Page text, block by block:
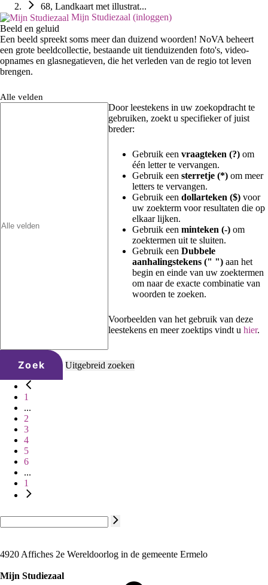
68, Landkaart met illustrat...
Mijn Studiezaal (inloggen)
Beeld en geluid
Een beeld spreekt soms meer dan duizend woorden! NoVA beheert
een grote beeldcollectie, bestaande uit tienduizenden foto's, video-
opnames en glasnegatieven, die het verleden van de regio tot leven
brengen.
Alle velden
Door leestekens in uw zoekopdracht te
gebruiken, zoekt u specifieker of juist
breder:
Gebruik een vraagteken (?) om
één letter te vervangen.
Gebruik een sterretje (*) om meer
letters te vervangen.
Gebruik een dollarteken ($) voor
uw zoekterm voor resultaten die op
elkaar lijken.
Gebruik een minteken (-) om
zoektermen uit te sluiten.
Gebruik een Dubbele
aanhalingstekens (" ") aan het
begin en einde van uw zoektermen
om naar de exacte combinatie van
woorden te zoeken.
Voorbeelden van het gebruik van deze
leestekens en meer zoektips vindt u hier.
Zoek Uitgebreid zoeken
1
...
2
3
4
5
6
...
1
4920 Affiches 2e Wereldoorlog in de gemeente Ermelo
Mijn Studiezaal